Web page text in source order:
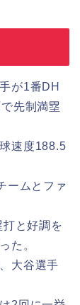
が1番DH
先制満塁
速度188.5
ームとファ
と好調を
た。
大谷選手